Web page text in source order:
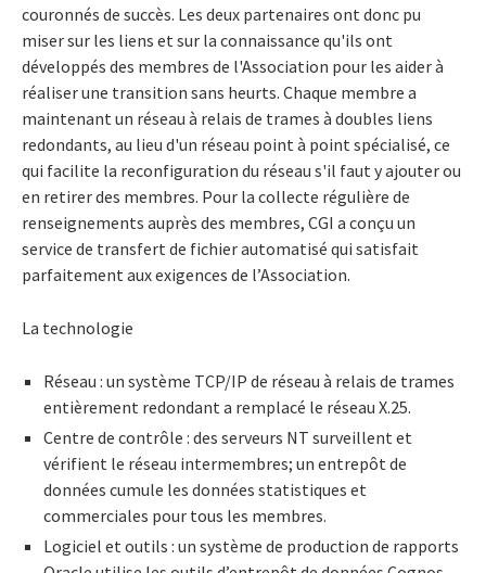
couronnés de succès. Les deux partenaires ont donc pu
miser sur les liens et sur la connaissance qu'ils ont
développés des membres de l'Association pour les aider à
réaliser une transition sans heurts. Chaque membre a
maintenant un réseau à relais de trames à doubles liens
redondants, au lieu d'un réseau point à point spécialisé, ce
qui facilite la reconfiguration du réseau s'il faut y ajouter ou
en retirer des membres. Pour la collecte régulière de
renseignements auprès des membres, CGI a conçu un
service de transfert de fichier automatisé qui satisfait
parfaitement aux exigences de l’Association.
La technologie
Réseau : un système TCP/IP de réseau à relais de trames
entièrement redondant a remplacé le réseau X.25.
Centre de contrôle : des serveurs NT surveillent et
vérifient le réseau intermembres; un entrepôt de
données cumule les données statistiques et
commerciales pour tous les membres.
Logiciel et outils : un système de production de rapports